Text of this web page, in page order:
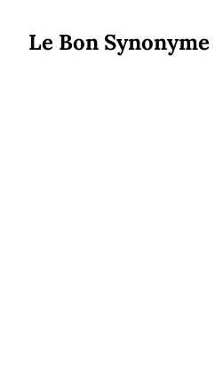
Le Bon Synonyme